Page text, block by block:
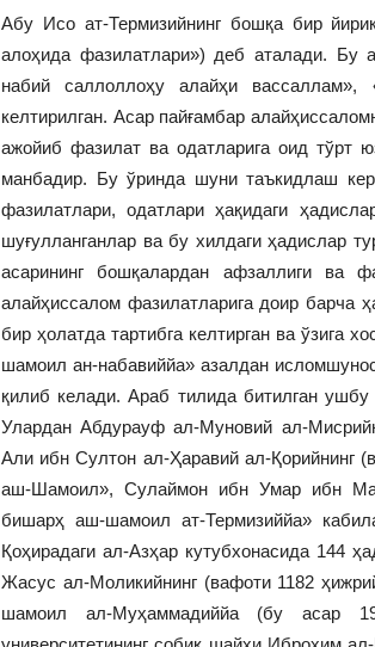
Абу Исо ат-Термизийнинг бошқа бир
алоҳида фазилатлари») деб аталади.
набий саллоллоҳу алайҳи
келтирилган. Асар пайғамбар
ажойиб фазилат ва одатларига оид тўрт
манбадир. Бу ўринда шуни таъкидлаш
фазилатлари, одатлари ҳақидаги
шуғулланганлар ва бу хилдаги ҳадислар
асарининг бошқалардан афзаллиги ва
алайҳиссалом фазилатларига доир барча
бир ҳолатда тартибга келтирган ва ўзига
шамоил ан-набавиййа» азалдан
қилиб келади. Араб тилида битилган
Улардан Абдурауф ал-Муновий ал-
Али ибн Султон ал-Ҳаравий ал-Қорийнинг
аш-Шамоил», Сулаймон ибн Умар ибн
бишарҳ аш-шамоил ат-Термизиййа»
Қоҳирадаги ал-Азҳар кутубхонасида 144
Жасус ал-Моликийнинг (вафоти 1182
шамоил ал-Муҳаммадиййа (бу асар